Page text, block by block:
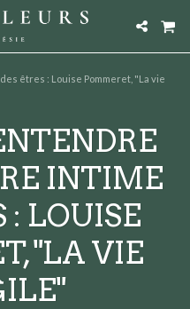
êtres : Louise Pommeret, "La vie
INTIME
: LOUISE
"LA VIE